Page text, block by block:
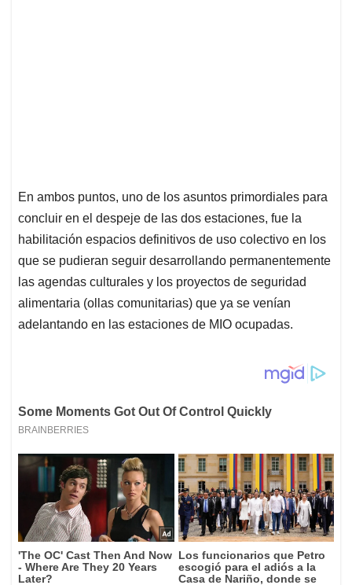
En ambos puntos, uno de los asuntos primordiales para
concluir en el despeje de las dos estaciones, fue la
habilitación espacios definitivos de uso colectivo en los
que se pudieran seguir desarrollando permanentemente
las agendas culturales y los proyectos de seguridad
alimentaria (ollas comunitarias) que ya se venían
adelantando en las estaciones de MIO ocupadas.